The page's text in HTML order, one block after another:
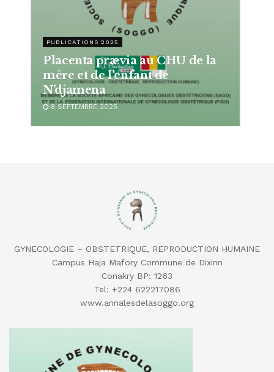
PUBLICATIONS 2025
Placenta prævia au CHU de la
mère et de l’enfant de
N’djamena
8 SEPTEMBRE 2025
GYNECOLOGIE – OBSTETRIQUE, REPRODUCTION HUMAINE
Campus Haja Mafory Commune de Dixinn
Conakry BP: 1263
Tel: ‪+224 622217086‬
‬www.annalesdelasoggo.org